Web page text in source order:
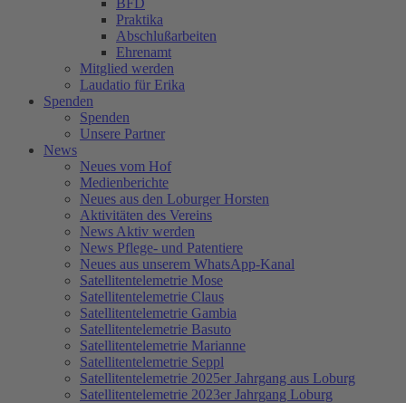
BFD
Praktika
Abschlußarbeiten
Ehrenamt
Mitglied werden
Laudatio für Erika
Spenden
Spenden
Unsere Partner
News
Neues vom Hof
Medienberichte
Neues aus den Loburger Horsten
Aktivitäten des Vereins
News Aktiv werden
News Pflege- und Patentiere
Neues aus unserem WhatsApp-Kanal
Satellitentelemetrie Mose
Satellitentelemetrie Claus
Satellitentelemetrie Gambia
Satellitentelemetrie Basuto
Satellitentelemetrie Marianne
Satellitentelemetrie Seppl
Satellitentelemetrie 2025er Jahrgang aus Loburg
Satellitentelemetrie 2023er Jahrgang Loburg